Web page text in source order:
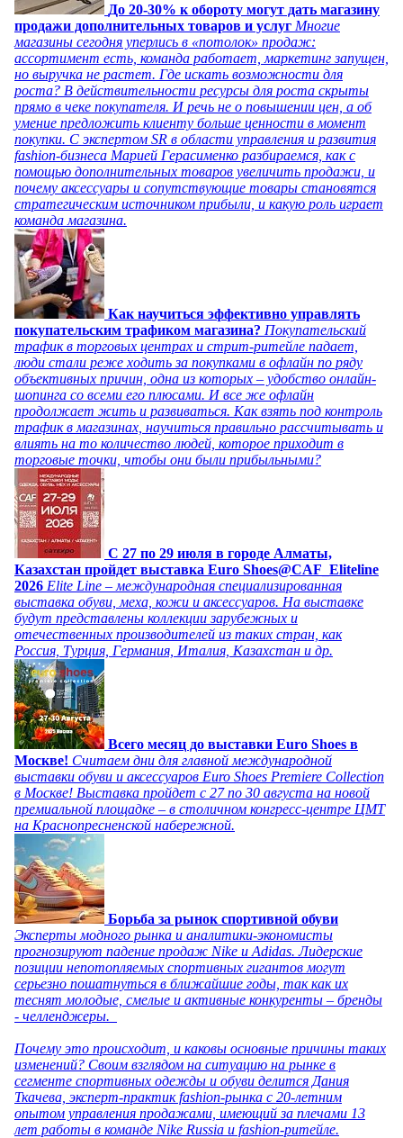
До 20-30% к обороту могут дать магазину
продажи дополнительных товаров и услуг Многие
магазины сегодня уперлись в «потолок» продаж:
ассортимент есть, команда работает, маркетинг запущен,
но выручка не растет. Где искать возможности для
роста? В действительности ресурсы для роста скрыты
прямо в чеке покупателя. И речь не о повышении цен, а об
умение предложить клиенту больше ценности в момент
покупки. С экспертом SR в области управления и развития
fashion-бизнеса Марией Герасименко разбираемся, как с
помощью дополнительных товаров увеличить продажи, и
почему аксессуары и сопутствующие товары становятся
стратегическим источником прибыли, и какую роль играет
команда магазина.
Как научиться эффективно управлять
покупательским трафиком магазина? Покупательский
трафик в торговых центрах и стрит-ритейле падает,
люди стали реже ходить за покупками в офлайн по ряду
объективных причин, одна из которых – удобство онлайн-
шопинга со всеми его плюсами. И все же офлайн
продолжает жить и развиваться. Как взять под контроль
трафик в магазинах, научиться правильно рассчитывать и
влиять на то количество людей, которое приходит в
торговые точки, чтобы они были прибыльными?
C 27 по 29 июля в городе Алматы,
Казахстан пройдет выставка Euro Shoes@CAF_Eliteline
2026 Elite Line – международная специализированная
выставка обуви, меха, кожи и аксессуаров. На выставке
будут представлены коллекции зарубежных и
отечественных производителей из таких стран, как
Россия, Турция, Германия, Италия, Казахстан и др.
Всего месяц до выставки Euro Shoes в
Москве! Считаем дни для главной международной
выставки обуви и аксессуаров Euro Shoes Premiere Collection
в Москве! Выставка пройдет с 27 по 30 августа на новой
премиальной площадке – в столичном конгресс-центре ЦМТ
на Краснопресненской набережной.
Борьба за рынок спортивной обуви
Эксперты модного рынка и аналитики-экономисты
прогнозируют падение продаж Nike и Adidas. Лидерские
позиции непотопляемых спортивных гигантов могут
серьезно пошатнуться в ближайшие годы, так как их
теснят молодые, смелые и активные конкуренты – бренды
- челленджеры.
Почему это происходит, и каковы основные причины таких
изменений? Своим взглядом на ситуацию на рынке в
сегменте спортивных одежды и обуви делится Дания
Ткачева, эксперт-практик fashion-рынка с 20-летним
опытом управления продажами, имеющий за плечами 13
лет работы в команде Nike Russia и fashion-ритейле.